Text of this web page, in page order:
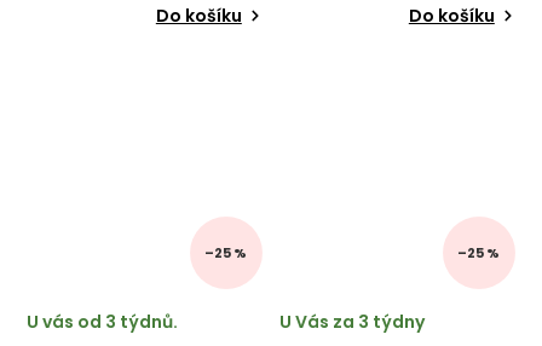
Do košíku Do košíku
–25 %
U vás od 3 týdnů.
–25 %
U Vás za 3 týdny